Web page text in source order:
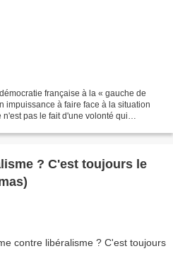
française à la « gauche de
impuissance à faire face à la situation
pas le fait d'une volonté qui
? C'est toujours le